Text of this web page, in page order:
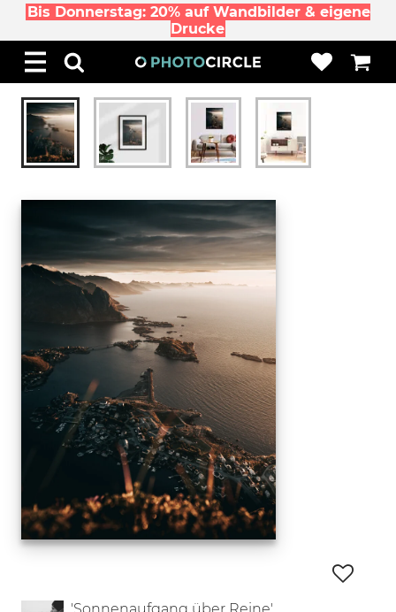
Bis Donnerstag: 20% auf Wandbilder & eigene
Drucke